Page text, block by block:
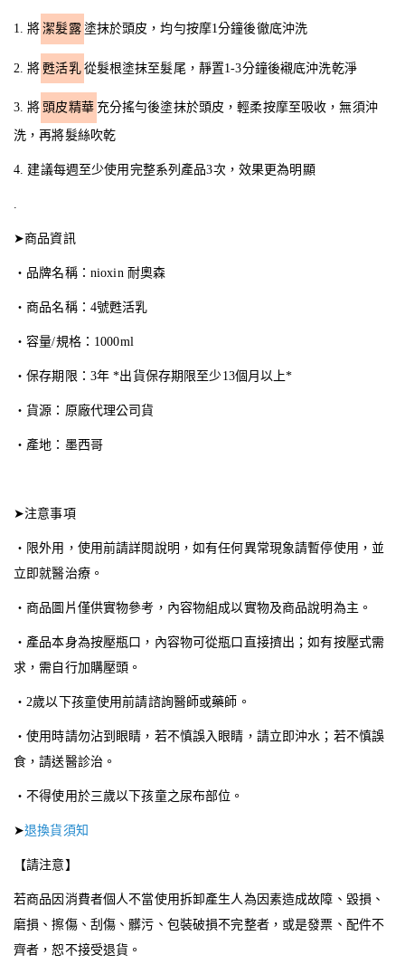
1. 將 潔髮露 塗抹於頭皮，均勻按摩1分鐘後徹底沖洗
2. 將 甦活乳 從髮根塗抹至髮尾，靜置1-3分鐘後襯底沖洗乾淨
3. 將 頭皮精華 充分搖勻後塗抹於頭皮，輕柔按摩至吸收，無須沖
洗，再將髮絲吹乾
4. 建議每週至少使用完整系列產品3次，效果更為明顯
➤商品資訊
・品牌名稱：nioxin 耐奧森
・商品名稱：4號甦活乳
・容量/規格：1000ml
・保存期限：3年 *出貨保存期限至少13個月以上*
・貨源：原廠代理公司貨
・產地：墨西哥
➤注意事項
・限外用，使用前請詳閱說明，如有任何異常現象請暫停使用，並
立即就醫治療。
・商品圖片僅供實物參考，內容物組成以實物及商品說明為主。
・產品本身為按壓瓶口，內容物可從瓶口直接擠出；如有按壓式需
求，需自行加購壓頭。
・2歲以下孩童使用前請諮詢醫師或藥師。
・使用時請勿沾到眼睛，若不慎誤入眼睛，請立即沖水；若不慎誤
食，請送醫診治。
・不得使用於三歲以下孩童之尿布部位。
➤退換貨須知
【請注意】
若商品因消費者個人不當使用拆卸產生人為因素造成故障、毀損、
磨損、擦傷、刮傷、髒污、包裝破損不完整者，或是發票、配件不
齊者，恕不接受退貨。